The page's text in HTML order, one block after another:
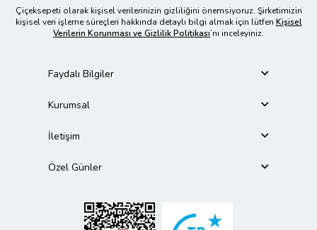
Çiçeksepeti olarak kişisel verilerinizin gizliliğini önemsiyoruz. Şirketimizin
kişisel veri işleme süreçleri hakkında detaylı bilgi almak için lütfen Kişisel
Verilerin Korunması ve Gizlilik Politikası’nı inceleyiniz.
Faydalı Bilgiler
Kurumsal
İletişim
Özel Günler